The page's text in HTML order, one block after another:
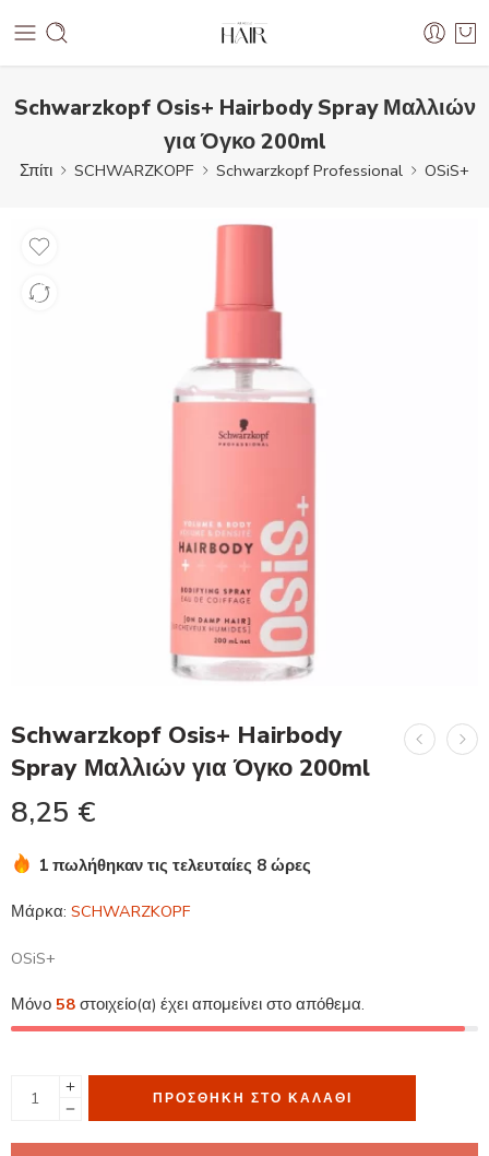
Schwarzkopf Osis+ Hairbody Spray Μαλλιών
για Όγκο 200ml
Σπίτι SCHWARZKOPF Schwarzkopf Professional OSiS+
Schwarzkopf Osis+ Hairbody
Spray Μαλλιών για Όγκο 200ml
8,25 €
1 πωλήθηκαν τις τελευταίες 8 ώρες
Μάρκα: SCHWARZKOPF
OSiS+
Μόνο 58 στοιχείο(α) έχει απομείνει στο απόθεμα.
ΠΡΟΣΘΉΚΗ ΣΤΟ ΚΑΛΆΘΙ